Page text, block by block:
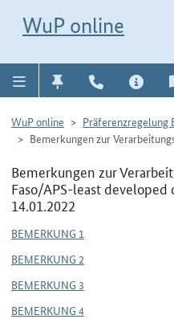
WuP online
WuP online
Präferenzregelung
Bemerkungen zur
Bemerkungen zur
Faso/APS-least
14.01.2022
BEMERKUNG 1
BEMERKUNG 2
BEMERKUNG 3
BEMERKUNG 4